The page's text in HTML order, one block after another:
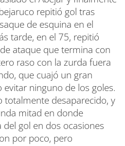
repitió gol tras
de esquina en el
tarde, en el 75, repitió
ataque que termina con
raso con la zurda fuera
que cuajó un gran
ninguno de los goles.
totalmente desaparecido, y
mitad en donde
gol en dos ocasiones
por poco, pero